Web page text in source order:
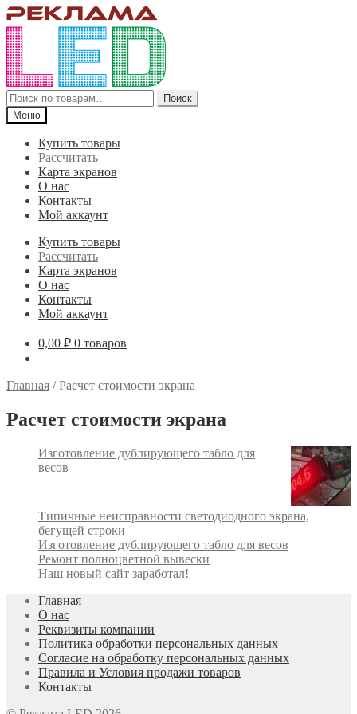
Перейти
к
навигации
Перейти
к
содержимому
Искать:
Поиск
Меню
Купить товары
Рассчитать
Карта экранов
О нас
Контакты
Мой аккаунт
Купить товары
Рассчитать
Карта экранов
О нас
Контакты
Мой аккаунт
0,00 ₽ 0 товаров
Главная /Расчет стоимости экрана
Расчет стоимости экрана
Изготовление дублирующего табло для
весов
Типичные неисправности светодиодного экрана,
бегущей строки
Изготовление дублирующего табло для весов
Ремонт полноцветной вывески
Наш новый сайт заработал!
Главная
О нас
Реквизиты компании
Политика обработки персональных данных
Согласие на обработку персональных данных
Правила и Условия продажи товаров
Контакты